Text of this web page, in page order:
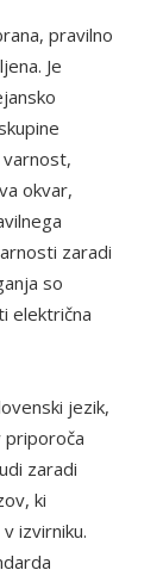
pravilno
Je
okvar,
zaradi
so
električna
jezik,
priporoča
zaradi
ki
izvirniku.